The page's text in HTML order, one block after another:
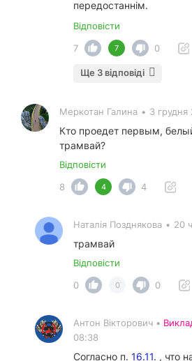
передостаннім.
Відповісти
7
7 0
Ще 3 відповіді
Меркотан Галина • 3 грудня
Кто проедет первым,
трамвай?
Відповісти
8
4 4
Наталія Позднякова • 20
трамвай
Відповісти
0
0 0
Антон Вікторович •
08:38
Согласно п. 16.11. , что